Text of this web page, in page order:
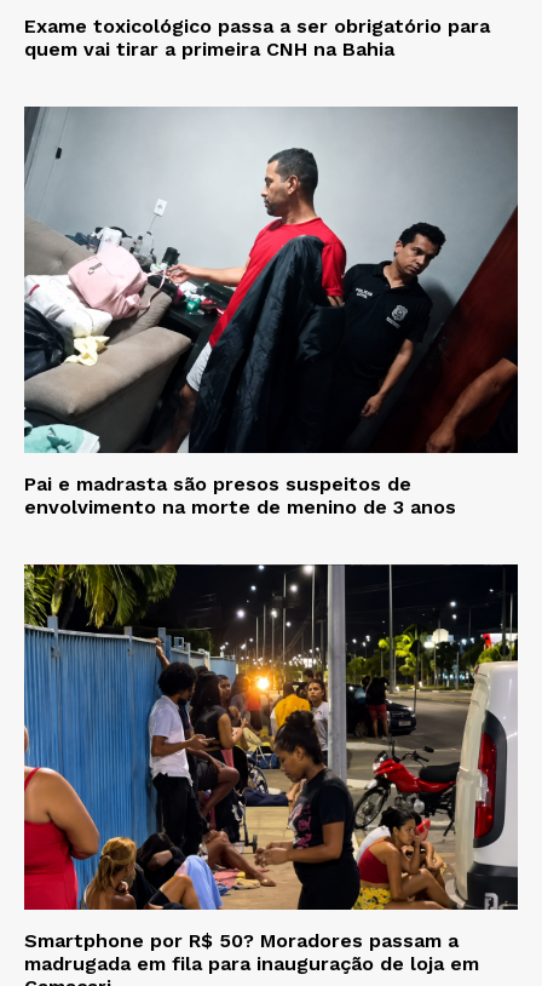
Exame toxicológico passa a ser obrigatório para
quem vai tirar a primeira CNH na Bahia
Pai e madrasta são presos suspeitos de
envolvimento na morte de menino de 3 anos
Smartphone por R$ 50? Moradores passam a
madrugada em fila para inauguração de loja em